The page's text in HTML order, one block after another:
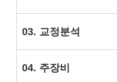
03. 교정분석
04. 주장비